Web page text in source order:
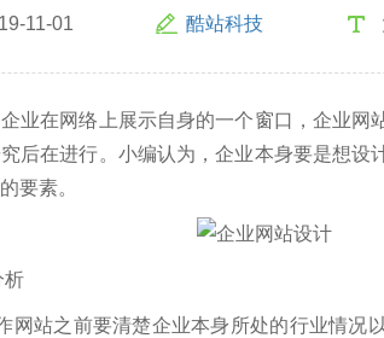
11-01 酷站科技
在网络上展示自身的一个窗口，企业网
后在进行。小编认为，企业本身要是想设
要素。
站之前要清楚企业本身所处的行业情况